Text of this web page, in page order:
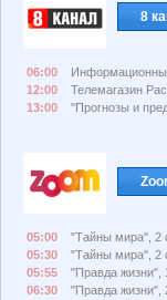
8
06:00
12:00
Телемагазин
13:00
"Прогнозы и
05:00
"Тайны мира", 2
05:30
"Тайны мира", 2
05:55
"Правда жизни",
06:30
"Правда жизни",